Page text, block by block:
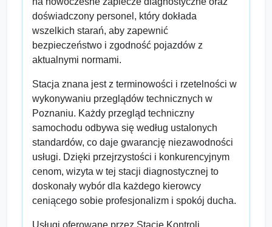
doświadczony personel, który dokłada
wszelkich starań, aby zapewnić
bezpieczeństwo i zgodność pojazdów z
aktualnymi normami.
Stacja znana jest z terminowości i rzetelności w
wykonywaniu przeglądów technicznych w
Poznaniu. Każdy przegląd techniczny
samochodu odbywa się według ustalonych
standardów, co daje gwarancję niezawodności
usługi. Dzięki przejrzystości i konkurencyjnym
cenom, wizyta w tej stacji diagnostycznej to
doskonały wybór dla każdego kierowcy
ceniącego sobie profesjonalizm i spokój ducha.
Usługi oferowane przez Stację Kontroli